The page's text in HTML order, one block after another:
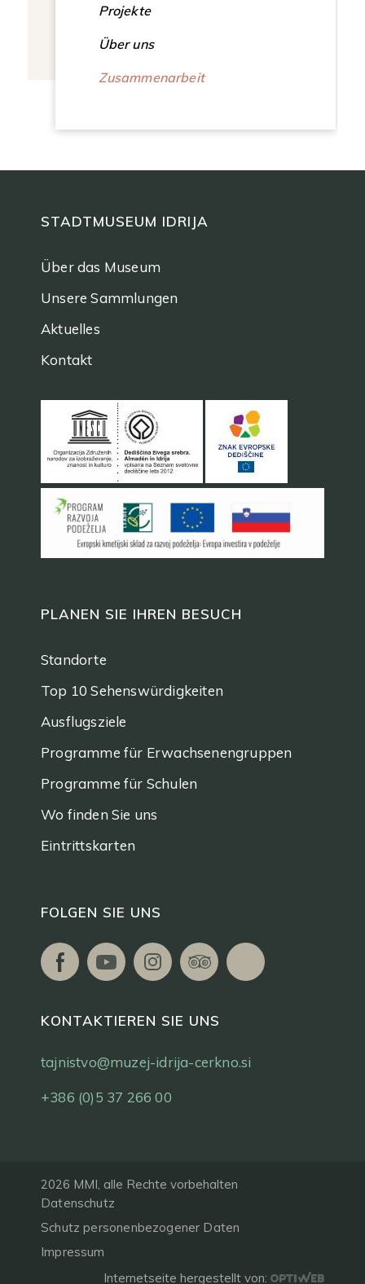
Projekte
Über uns
Zusammenarbeit
STADTMUSEUM IDRIJA
Über das Museum
Unsere Sammlungen
Aktuelles
Kontakt
PLANEN SIE IHREN BESUCH
Standorte
Top 10 Sehenswürdigkeiten
Ausflugsziele
Programme für Erwachsenengruppen
Programme für Schulen
Wo finden Sie uns
Eintrittskarten
FOLGEN SIE UNS
KONTAKTIEREN SIE UNS
tajnistvo@muzej-idrija-cerkno.si
+386 (0)5 37 266 00
2026 MMI, alle Rechte vorbehalten
Datenschutz
Schutz personenbezogener Daten
Impressum
Internetseite hergestellt von: